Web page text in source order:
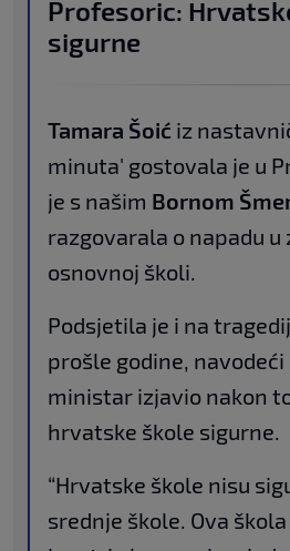
Profesoric:
sigurne
Tamara Šoić iz
minuta' gostovala je u
je s našim Bornom
razgovarala o napadu u
osnovnoj školi.
Podsjetila je i na
prošle godine,
ministar izjavio nakon
hrvatske škole sigurne.
“Hrvatske škole nisu
srednje škole. Ova